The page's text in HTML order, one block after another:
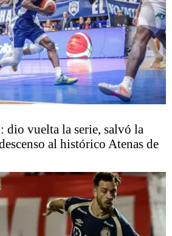
vuelta la serie, salvó la
al histórico Atenas de